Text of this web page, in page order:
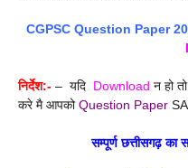
CGPSC Question Paper
निर्देश:- – यदि Download न हो
करे मै आपकोQuestion Paper
सम्पूर्ण छत्तीसगढ़ का